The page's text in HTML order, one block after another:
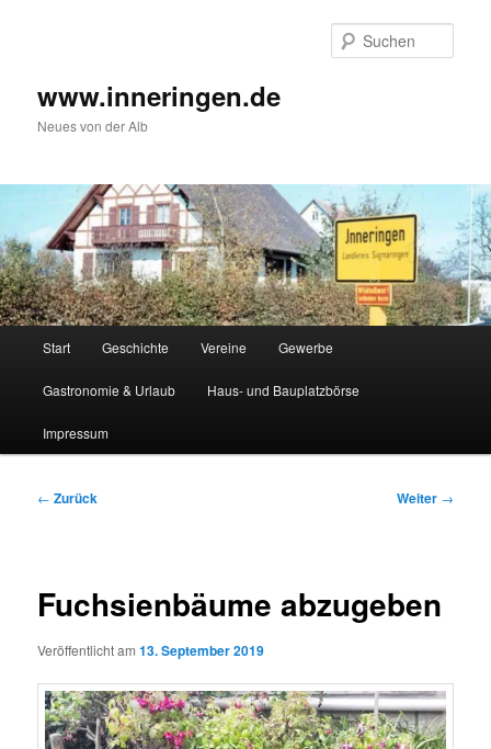
www.inneringen.de
Neues von der Alb
Start Geschichte Vereine Gewerbe
Gastronomie & Urlaub Haus- und Bauplatzbörse
Impressum
Beitragsnavigation
← Zurück Weiter →
Fuchsienbäume abzugeben
Veröffentlicht am13. September 2019